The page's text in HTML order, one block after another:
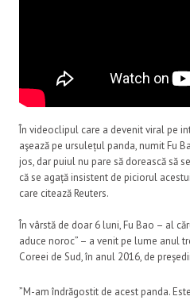
În videoclipul care a devenit viral pe
aşează pe ursulețul panda, numit Fu
jos, dar puiul nu pare să dorească să
că se agață insistent de piciorul
care citează Reuters.
În vârstă de doar 6 luni, Fu Bao – al
aduce noroc” – a venit pe lume anul
Coreei de Sud, în anul 2016, de
”M-am îndrăgostit de acest panda.